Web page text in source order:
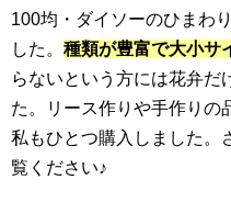
100均・ダイソーのひまわ
した。 種類が豊富で大小サ
らないという方には花弁だ
た。リース作りや手作りの
私もひとつ購入しました。
覧ください♪